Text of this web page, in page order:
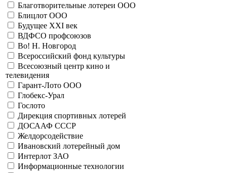
Больше
Глобекс-Урал
21059 - Las Vegas
Больше
Гослото ООО
41059 - лотерея Старт
Больше
День Победы фонд
41018 - Год ребенка (ДЛ-2)
41056 - серия ДЛ-3
41068 - Колесо фортуны (корабли)
41078 - Построим вместе (ДЛ-3)
41087 - День Победы
41089 - День Победы
Больше
Дирекция спортивных лотерей
41015 - Знаете ли Вы...
Благотворительные лотереи ООО
Блицлот ООО
Будущее XXI век
ВДФСО профсоюзов
Во! Н. Новгород
Всероссийский фонд культуры
Всесоюзный центр кино и
телевидения
Гарант-Лото ООО
Глобекс-Урал
Гослото
Дирекция спортивных лотерей
ДОСААФ СССР
Желдорсодействие
Ивановский лотерейный дом
Интерлот ЗАО
Информационные технологии